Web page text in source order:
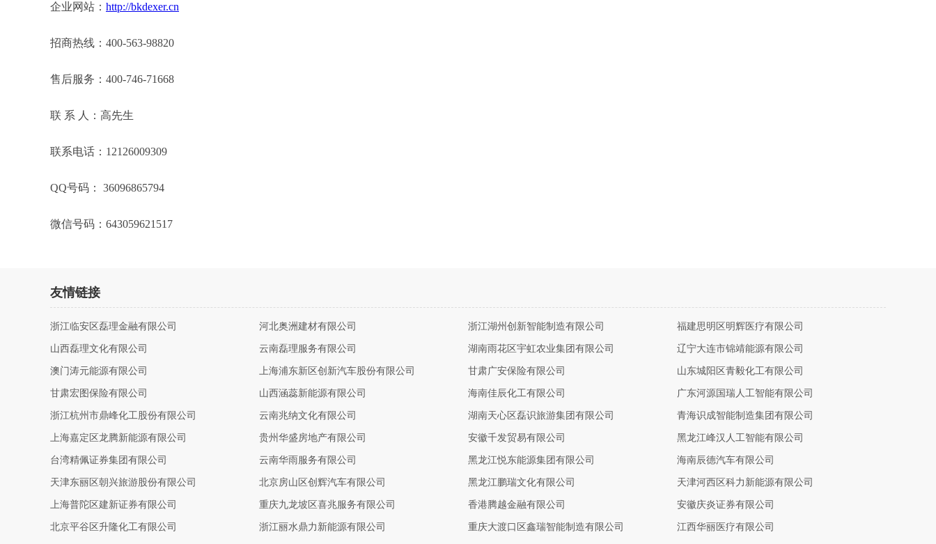
企业网站： http://bkdexer.cn
招商热线：400-563-98820
售后服务：400-746-71668
联 系 人：高先生
联系电话：12126009309
QQ号码： 36096865794
微信号码：643059621517
友情链接
浙江临安区磊理金融有限公司 河北奥洲建材有限公司 浙江湖州创新智能制造有限公司 福建思明区明辉医疗有限公司
山西磊理文化有限公司 云南磊理服务有限公司 湖南雨花区宇虹农业集团有限公司 辽宁大连市锦靖能源有限公司
澳门涛元能源有限公司 上海浦东新区创新汽车股份有限公司 甘肃广安保险有限公司 山东城阳区青毅化工有限公司
甘肃宏图保险有限公司 山西涵蕊新能源有限公司 海南佳辰化工有限公司 广东河源国瑞人工智能有限公司
浙江杭州市鼎峰化工股份有限公司 云南兆纳文化有限公司 湖南天心区磊识旅游集团有限公司 青海识成智能制造集团有限公司
上海嘉定区龙腾新能源有限公司 贵州华盛房地产有限公司 安徽千发贸易有限公司 黑龙江峰汉人工智能有限公司
台湾精佩证券集团有限公司 云南华雨服务有限公司 黑龙江悦东能源集团有限公司 海南辰德汽车有限公司
天津东丽区朝兴旅游股份有限公司 北京房山区创辉汽车有限公司 黑龙江鹏瑞文化有限公司 天津河西区科力新能源有限公司
上海普陀区建新证券有限公司 重庆九龙坡区喜兆服务有限公司 香港腾越金融有限公司 安徽庆炎证券有限公司
北京平谷区升隆化工有限公司 浙江丽水鼎力新能源有限公司 重庆大渡口区鑫瑞智能制造有限公司 江西华丽医疗有限公司